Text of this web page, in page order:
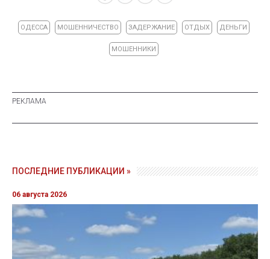
ОДЕССА МОШЕННИЧЕСТВО ЗАДЕРЖАНИЕ ОТДЫХ ДЕНЬГИ
МОШЕННИКИ
ПОСЛЕДНИЕ ПУБЛИКАЦИИ »
06 августа 2026